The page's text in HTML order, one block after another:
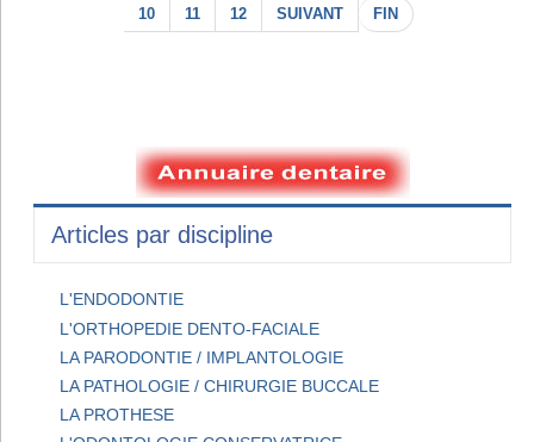
10 11 12 SUIVANT FIN
Articles par discipline
L'ENDODONTIE
L'ORTHOPEDIE DENTO-FACIALE
LA PARODONTIE / IMPLANTOLOGIE
LA PATHOLOGIE / CHIRURGIE BUCCALE
LA PROTHESE